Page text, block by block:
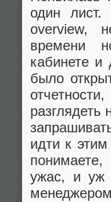
один
overview,
времени
кабинете и
было
идти к
ужас, и уж